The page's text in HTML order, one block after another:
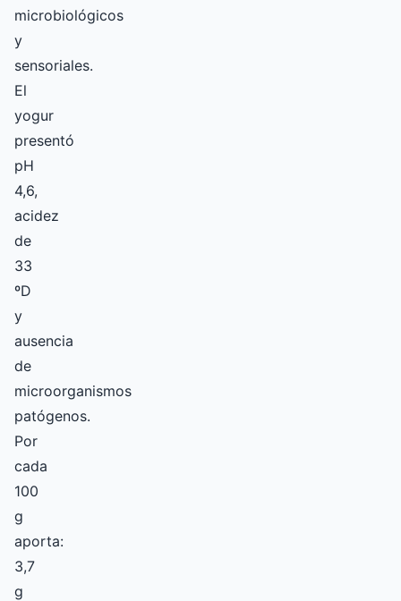
microbiológicos
y
sensoriales.
El
yogur
presentó
pH
4,6,
acidez
de
33
ºD
y
ausencia
de
microorganismos
patógenos.
Por
cada
100
g
aporta:
3,7
g